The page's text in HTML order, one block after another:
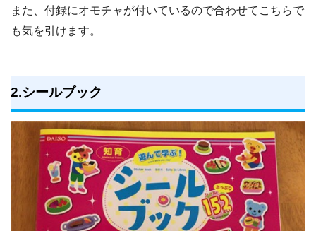
また、付録にオモチャが付いているので合わせてこちらで
も気を引けます。
2.シールブック